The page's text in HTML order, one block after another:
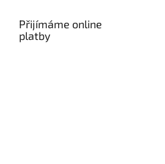
Přijímáme online
platby